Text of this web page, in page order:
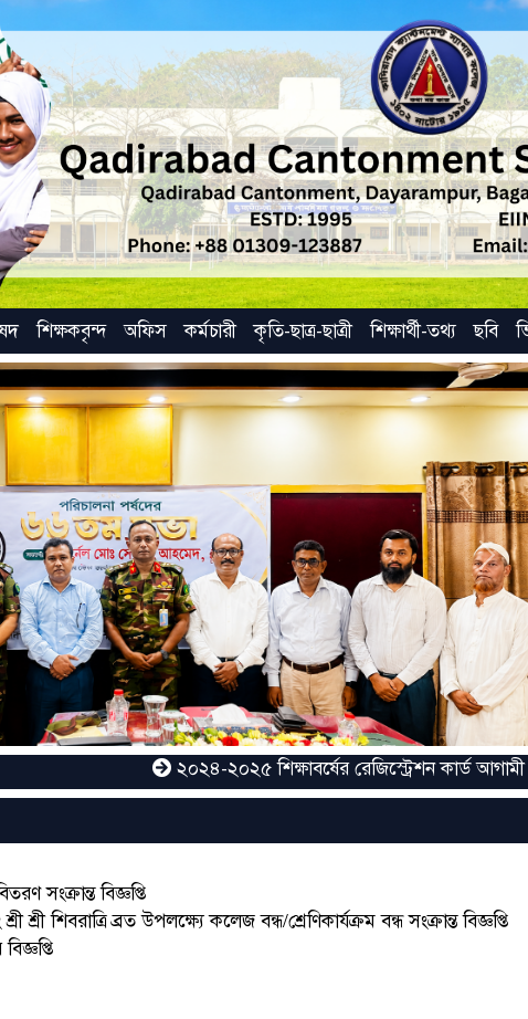
শিক্ষকবৃন্দ অফিস কর্মচারী কৃতি-ছাত্র-ছাত্রী শিক্ষার্থী-তথ্য ছবি
Next
২০২৪-২০২৫ শিক্ষাবর্ষের রেজিস্ট্রেশন কার্ড আগামী ০৪/০৩/
সংক্রান্ত বিজ্ঞপ্তি
শিবরাত্রি ব্রত উপলক্ষ্যে কলেজ বন্ধ/শ্রেণিকার্যক্রম বন্ধ সংক্রান্ত বিজ্ঞপ্তি